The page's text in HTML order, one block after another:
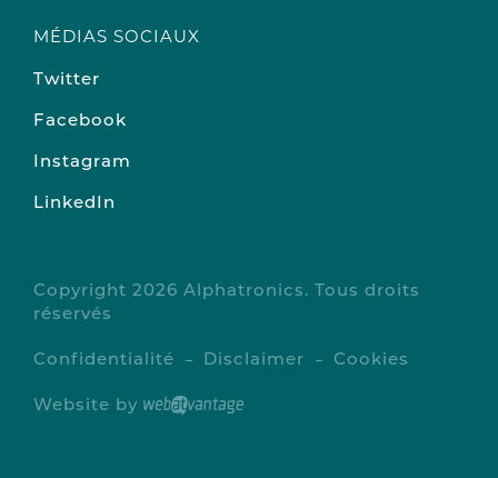
MÉDIAS SOCIAUX
Twitter
Facebook
Instagram
LinkedIn
Copyright 2026 Alphatronics. Tous droits
réservés
Confidentialité Disclaimer Cookies
Website by